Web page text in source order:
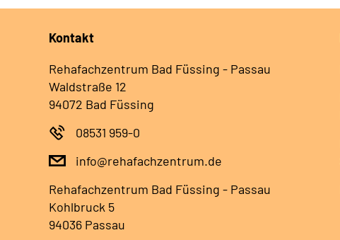
Kontakt
Rehafachzentrum Bad Füssing - Passau
Waldstraße 12
94072 Bad Füssing
08531 959-0
info@rehafachzentrum.de
Rehafachzentrum Bad Füssing - Passau
Kohlbruck 5
94036 Passau